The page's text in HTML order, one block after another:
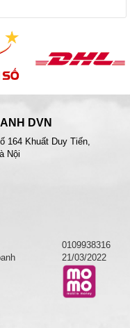
DVN
164 Khuất Duy Tiến,
Nội
0109938316
21/03/2022